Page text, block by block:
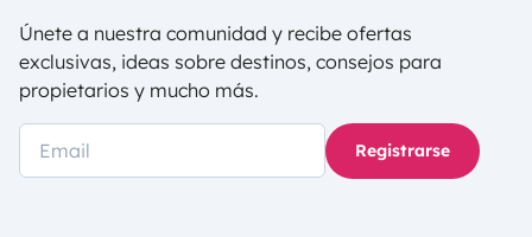
Únete a nuestra comunidad y recibe ofertas
exclusivas, ideas sobre destinos, consejos para
propietarios y mucho más.
Registrarse